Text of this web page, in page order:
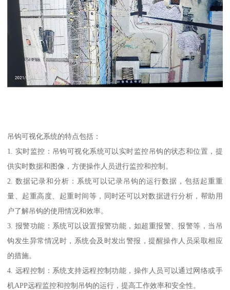
吊钩可视化系统的特点包括：
1. 实时监控：吊钩可视化系统可以实时监控吊钩的状态和位置，提
供实时数据和图像，方便操作人员进行监控和控制。
2. 数据记录和分析：系统可以记录吊钩的运行数据，包括起重重
量、起重高度、起重时间等，同时还可以对数据进行分析，帮助用
户了解吊钩的使用情况和效率。
3. 报警功能：系统可以设置报警功能，如超重报警、报警等，当吊
钩发生异常情况时，系统会及时发出警报，提醒操作人员采取相应
的措施。
4. 远程控制：系统支持远程控制功能，操作人员可以通过网络或手
机APP远程监控和控制吊钩的运行，提高工作效率和安全性。